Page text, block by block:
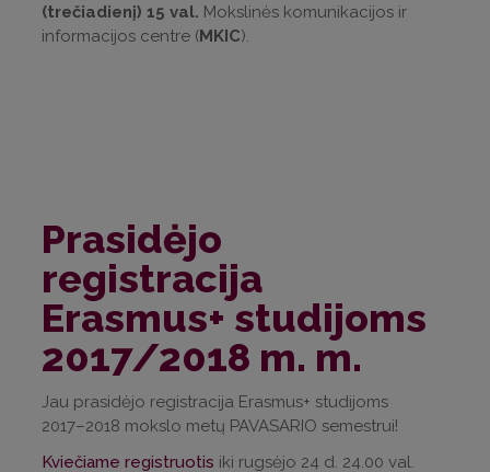
(trečiadienį) 15 val. Mokslinės komunikacijos ir
informacijos centre (MKIC).
Prasidėjo
registracija
Erasmus+ studijoms
2017/2018 m. m.
Jau prasidėjo registracija Erasmus+ studijoms
2017–2018 mokslo metų PAVASARIO semestrui!
Kviečiame registruotis iki rugsėjo 24 d. 24.00 val.